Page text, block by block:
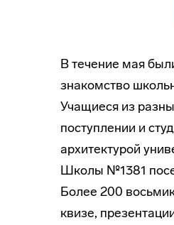
В течение мая
знакомство
Учащиеся из
поступлении и
архитектурой
Школы №1381
Более 200
квизе,